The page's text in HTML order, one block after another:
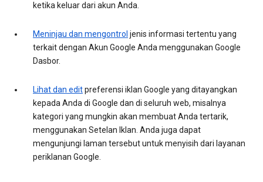
ketika keluar dari akun Anda.
Meninjau dan mengontrol jenis informasi tertentu yang
terkait dengan Akun Google Anda menggunakan Google
Dasbor.
Lihat dan editpreferensi iklan Google yang ditayangkan
kepada Anda di Google dan di seluruh web, misalnya
kategori yang mungkin akan membuat Anda tertarik,
menggunakan Setelan Iklan. Anda juga dapat
mengunjungi laman tersebut untuk menyisih dari layanan
periklanan Google.